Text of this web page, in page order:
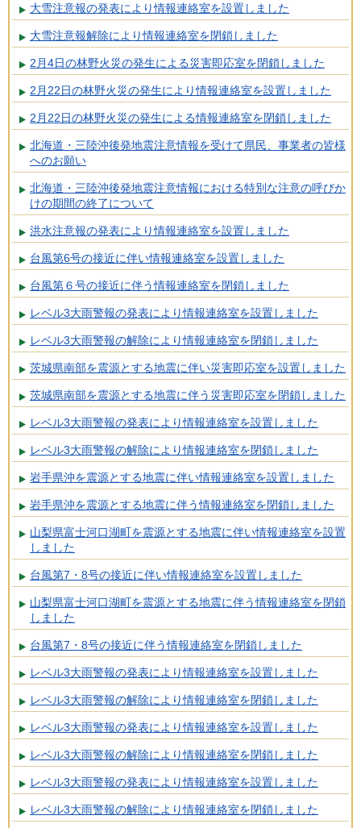
大雪注意報の発表により情報連絡室を設置しました
大雪注意報解除により情報連絡室を閉鎖しました
2月4日の林野火災の発生による災害即応室を閉鎖しました
2月22日の林野火災の発生により情報連絡室を設置しました
2月22日の林野火災の発生による情報連絡室を閉鎖しました
北海道・三陸沖後発地震注意情報を受けて県民、事業者の皆様
へのお願い
北海道・三陸沖後発地震注意情報における特別な注意の呼びか
けの期間の終了について
洪水注意報の発表により情報連絡室を設置しました
台風第6号の接近に伴い情報連絡室を設置しました
台風第６号の接近に伴う情報連絡室を閉鎖しました
レベル3大雨警報の発表により情報連絡室を設置しました
レベル3大雨警報の解除により情報連絡室を閉鎖しました
茨城県南部を震源とする地震に伴い災害即応室を設置しました
茨城県南部を震源とする地震に伴う災害即応室を閉鎖しました
レベル3大雨警報の発表により情報連絡室を設置しました
レベル3大雨警報の解除により情報連絡室を閉鎖しました
岩手県沖を震源とする地震に伴い情報連絡室を設置しました
岩手県沖を震源とする地震に伴う情報連絡室を閉鎖しました
山梨県富士河口湖町を震源とする地震に伴い情報連絡室を設置
しました
台風第7・8号の接近に伴い情報連絡室を設置しました
山梨県富士河口湖町を震源とする地震に伴う情報連絡室を閉鎖
しました
台風第7・8号の接近に伴う情報連絡室を閉鎖しました
レベル3大雨警報の発表により情報連絡室を設置しました
レベル3大雨警報の解除により情報連絡室を閉鎖しました
レベル3大雨警報の発表により情報連絡室を設置しました
レベル3大雨警報の解除により情報連絡室を閉鎖しました
レベル3大雨警報の発表により情報連絡室を設置しました
レベル3大雨警報の解除により情報連絡室を閉鎖しました